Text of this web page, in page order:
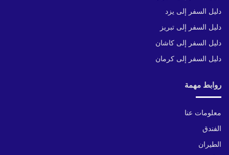
دليل السفر إلى يزد
دليل السفر إلى تبريز
دليل السفر إلى كاشان
دليل السفر إلى كرمان
روابط مهمة
معلومات عنا
الفندق
الطيران